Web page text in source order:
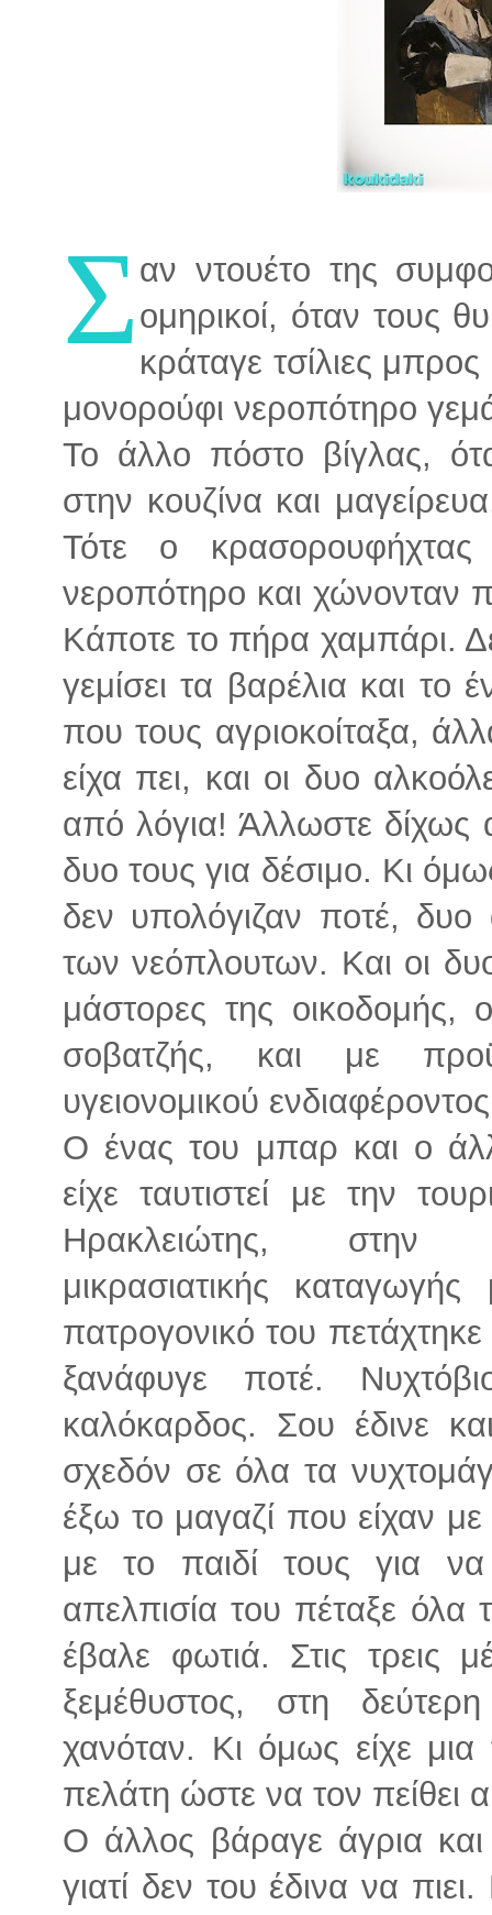
Σ αν ντουέτο της
ομηρικοί, όταν τους
κράταγε τσίλιες
μονορούφι νεροπότηρο
Το άλλο πόστο βίγλας,
στην κουζίνα και
Τότε ο
νεροπότηρο και χώνονταν
Κάποτε το πήρα χαμπάρι.
γεμίσει τα βαρέλια και το
που τους αγριοκοίταξα,
είχα πει, και οι δυο
από λόγια! Άλλωστε δίχως
δυο τους για δέσιμο. Κι
δεν υπολόγιζαν ποτέ, δυο
των νεόπλουτων. Και οι
μάστορες της
σοβατζής, και με
υγειονομικού
Ο ένας του μπαρ και ο
είχε ταυτιστεί με την
Ηρακλειώτης, στην
μικρασιατικής
πατρογονικό του
ξανάφυγε ποτέ.
καλόκαρδος. Σου έδινε
σχεδόν σε όλα τα
έξω το μαγαζί που είχαν με
με το παιδί τους για
απελπισία του πέταξε όλα
έβαλε φωτιά. Στις τρεις
ξεμέθυστος, στη
χανόταν. Κι όμως είχε μια
πελάτη ώστε να τον πείθει
Ο άλλος βάραγε άγρια
γιατί δεν του έδινα να